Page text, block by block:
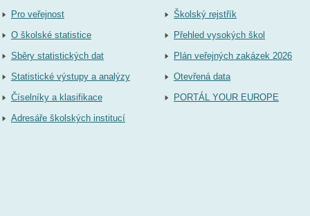
Pro veřejnost
O školské statistice
Sběry statistických dat
Statistické výstupy a analýzy
Číselníky a klasifikace
Adresáře školských institucí
Školský rejstřík
Přehled vysokých škol
Plán veřejných zakázek 2026
Otevřená data
PORTÁL YOUR EUROPE